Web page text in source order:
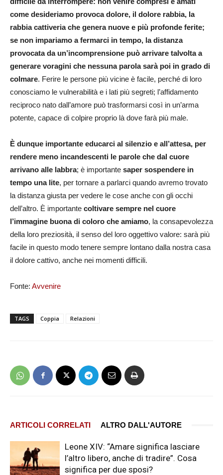
come desideriamo provoca dolore, il dolore rabbia, la
rabbia cattiveria che genera nuove e più profonde ferite;
se non impariamo a fermarci in tempo, la distanza
provocata da un’incomprensione può arrivare talvolta a
generare voragini che nessuna parola sarà poi in grado di
colmare. Ferire le persone più vicine è facile, perché di loro
conosciamo le vulnerabilità e i lati più segreti; l’affidamento
reciproco nato dall’amore può trasformarsi così in un’arma
potente, capace di colpire proprio là dove farà più male.
È dunque importante educarci al silenzio e all’attesa, per
rendere meno incandescenti le parole che dal cuore
arrivano alle labbra; è importante saper sospendere in
tempo una lite, per tornare a parlarci quando avremo trovato
la distanza giusta per vedere le cose anche con gli occhi
dell’altro. È importante coltivare sempre nel cuore
l’immagine buona di coloro che amiamo, la consapevolezza
della loro preziosità, il senso del loro oggettivo valore: sarà più
facile in questo modo tenere sempre lontano dalla nostra casa
il dolore cattivo, anche nei momenti difficili.
Fonte: Avvenire
TAGS Coppia Relazioni
ARTICOLI CORRELATI ALTRO DALL'AUTORE
Leone XIV: “Amare significa lasciare
l’altro libero, anche di tradire”. Cosa
significa per due sposi?